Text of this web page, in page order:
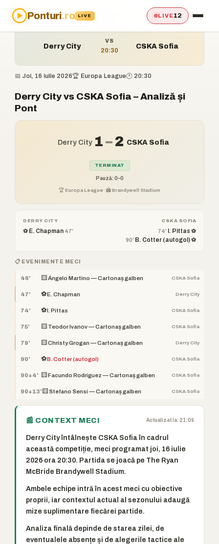
Ponturi.ro LIVE LIVE12
Acasă›Ponturi›Derry City vs CSKA Sofia
Derry City
VS
20:30
CSKA Sofia
📅 Joi, 16 iulie 2026🏆 Europa League🕐 20:30
Derry City vs CSKA Sofia – Analiză și
Pont
Derry City 1–2 CSKA Sofia
TERMINAT
Pauză: 0–0
🏆 Europa League· 🏟️ Brandywell Stadium
DERRY CITY
⚽ E. Chapman 47'
CSKA SOFIA
74' I. Pittas ⚽
90' B. Cotter (autogol) ⚽
📋 EVENIMENTE MECI
46' 🟨 Ángelo Martino — Cartonaș galben CSKA Sofia
47' ⚽E. Chapman Derry City
74' ⚽I. Pittas CSKA Sofia
75' 🟨 Teodor Ivanov — Cartonaș galben CSKA Sofia
79' 🟨 Christy Grogan — Cartonaș galben Derry City
90' ⚽B. Cotter (autogol) CSKA Sofia
90+4' 🟨 Facundo Rodríguez — Cartonaș galben CSKA Sofia
90+13' 🟨 Stefano Sensi — Cartonaș galben CSKA Sofia
📰 CONTEXT MECI Actualizat la: 21:09
Derry City întâlnește CSKA Sofia în cadrul
această competiție, meci programat joi, 16 iulie
2026 ora 20:30. Partida se joacă pe The Ryan
McBride Brandywell Stadium.
Ambele echipe intră în acest meci cu obiective
proprii, iar contextul actual al sezonului adaugă
mize suplimentare fiecărei partide.
Analiza finală depinde de starea zilei, de
eventualele absențe și de alegerile tactice ale